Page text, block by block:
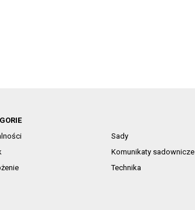
Sady
Komunikaty sadownicze
Technika